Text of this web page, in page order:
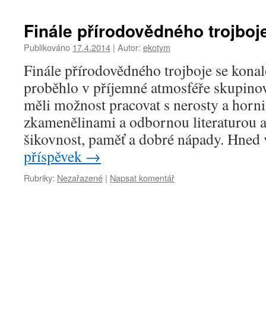
Finále přírodovědného
Publikováno 17.4.2014 | Autor: ekotym
Finále přírodovědného trojboje se
proběhlo v příjemné atmosféře
měli možnost pracovat s nerosty a
zkamenělinami a odbornou literaturou
šikovnost, paměť a dobré nápady.
příspěvek →
Rubriky: Nezařazené | Napsat komentář